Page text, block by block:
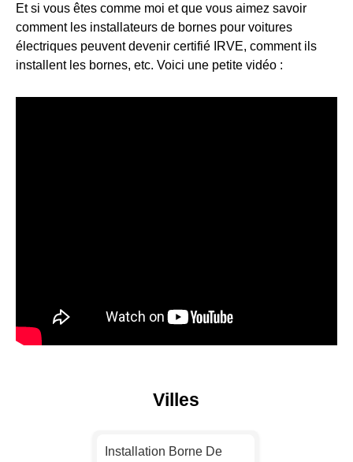
Et si vous êtes comme moi et que vous aimez savoir
comment les installateurs de bornes pour voitures
électriques peuvent devenir certifié IRVE, comment ils
installent les bornes, etc. Voici une petite vidéo :
Villes
Installation Borne De